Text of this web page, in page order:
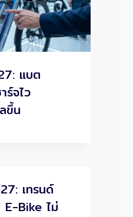
แบต
จไว
ขึ้น
เทรนด์
E-Bike ไม่